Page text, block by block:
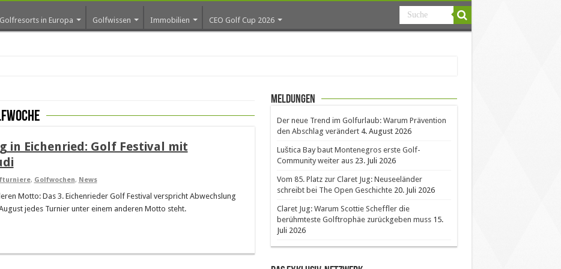
in Europa Golfwissen Immobilien CEO Golf Cup 2026
in Eichenried: Golf Festival mit
, Golfwochen, News
Motto: Das 3. Eichenrieder Golf Festival verspricht Abwechslung
jedes Turnier unter einem anderen Motto steht.
Meldungen
Der neue Trend im Golfurlaub: Warum Prävention
den Abschlag verändert 4. August 2026
Luštica Bay baut Montenegros erste Golf-
Community weiter aus 23. Juli 2026
Vom 85. Platz zur Claret Jug: Neuseeländer
schreibt bei The Open Geschichte 20. Juli 2026
Claret Jug: Warum Scottie Scheffler die
berühmteste Golftrophäe zurückgeben muss 15.
Juli 2026